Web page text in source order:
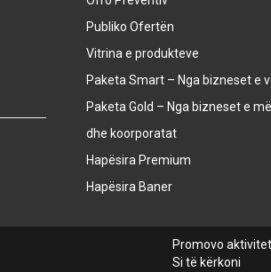
Publiko Ofertën
Vitrina e produkteve
Paketa Smart – Nga bizneset e
Paketa Gold – Nga bizneset e
dhe koorporatat
Hapësira Premium
Hapësira Baner
Promovo
Si të kërkoni